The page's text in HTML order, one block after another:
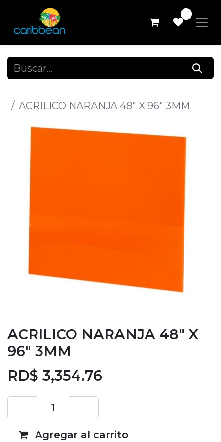
ACRILICO NARANJA 48" X 96" 3MM
ACRILICO NARANJA 48" X
96" 3MM
RD$ 3,354.76
Agregar al carrito